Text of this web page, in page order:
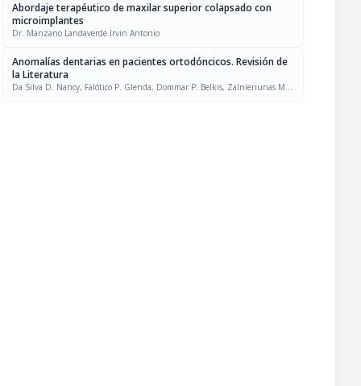
Abordaje terapéutico de maxilar superior colapsado con
microimplantes
Dr. Manzano Landaverde Irvin Antonio
Anomalías dentarias en pacientes ortodóncicos. Revisión de
la Literatura
Da Silva D. Nancy, Falótico P. Glenda, Dommar P. Belkis, Zalnieriunas M.